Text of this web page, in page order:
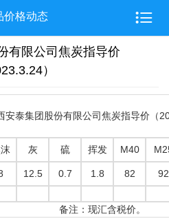
价格动态 
有限公司焦炭指导价
）
安泰集团股份有限公司焦炭指导价（
灰 硫 挥发 M40
12.5 0.7 1.8 82 92
备注：现汇含税价。